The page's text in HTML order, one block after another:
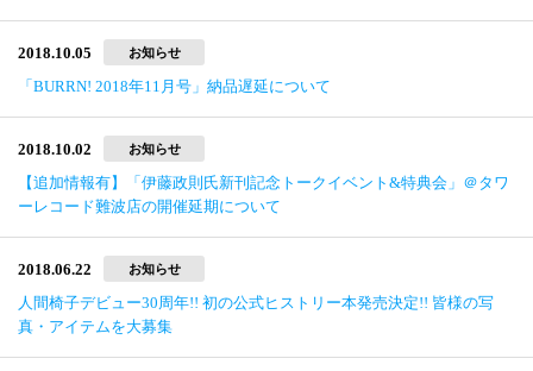
2018.10.05 お知らせ
「BURRN! 2018年11月号」納品遅延について
2018.10.02 お知らせ
【追加情報有】「伊藤政則氏新刊記念トークイベント&特典会」＠タワ
ーレコード難波店の開催延期について
2018.06.22 お知らせ
人間椅子デビュー30周年!! 初の公式ヒストリー本発売決定!! 皆様の写
真・アイテムを大募集